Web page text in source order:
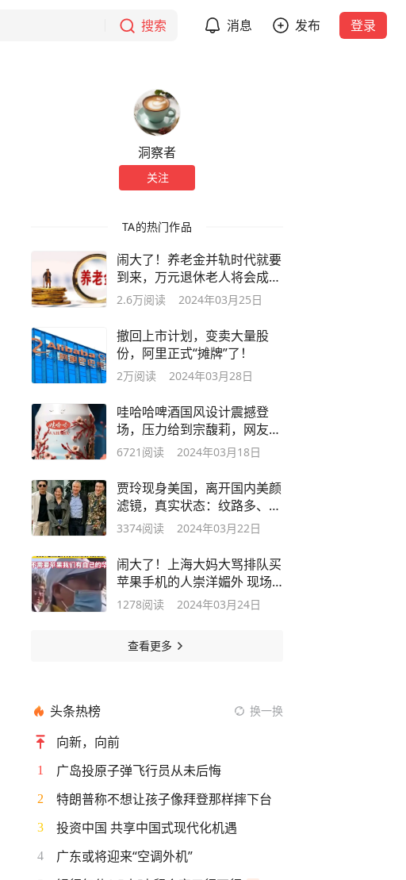
搜索 消息 发布 登录
洞察者
关注
TA的热门作品
闹大了！养老金并轨时代就要
到来，万元退休老人将会成为
过去式！
2.6万阅读 2024年03月25日
撤回上市计划，变卖大量股
份，阿里正式“摊牌”了！
2万阅读 2024年03月28日
哇哈哈啤酒国风设计震撼登
场，压力给到宗馥莉，网友：
什么时候出
6721 阅读 2024年03月18日
贾玲现身美国，离开国内美颜
滤镜，真实状态：纹路多、法
令纹明显
3374阅读 2024年03月22日
闹大了！上海大妈大骂排队买
苹果手机的人崇洋媚外 现场
火药味十足
1278阅读 2024年03月24日
查看更多
头条热榜 换一换
向新，向前
1 广岛投原子弹飞行员从未后悔
2 特朗普称不想让孩子像拜登那样摔下台
3 投资中国 共享中国式现代化机遇
4 广东或将迎来“空调外机”